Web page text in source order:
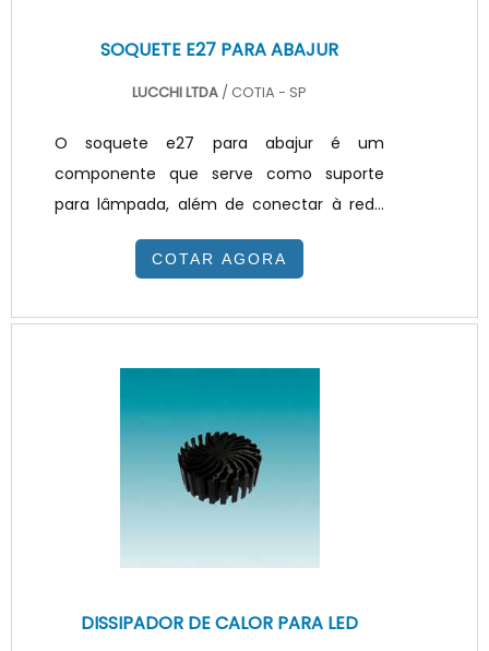
SOQUETE E27 PARA ABAJUR
LUCCHI LTDA / COTIA - SP
O soquete e27 para abajur é um
componente que serve como suporte
para lâmpada, além de conectar à rede
elétrica, serve para fixação da cúpula na
estrutura do abajur.Existem vários modelos
mais conhecidos são os soquetes de base
soquetes para lâmpadas halógenas”,
soquetes para lâmpadas de descarga em
alta pressão, soquetes para lâmpadas
fluorescentes compactas, são outras
COTAR AGORA
DISSIPADOR DE CALOR PARA LED